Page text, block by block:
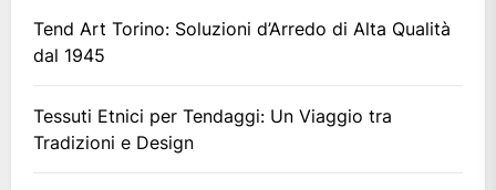
Tend Art Torino: Soluzioni d’Arredo di Alta Qualità
dal 1945
Tessuti Etnici per Tendaggi: Un Viaggio tra
Tradizioni e Design